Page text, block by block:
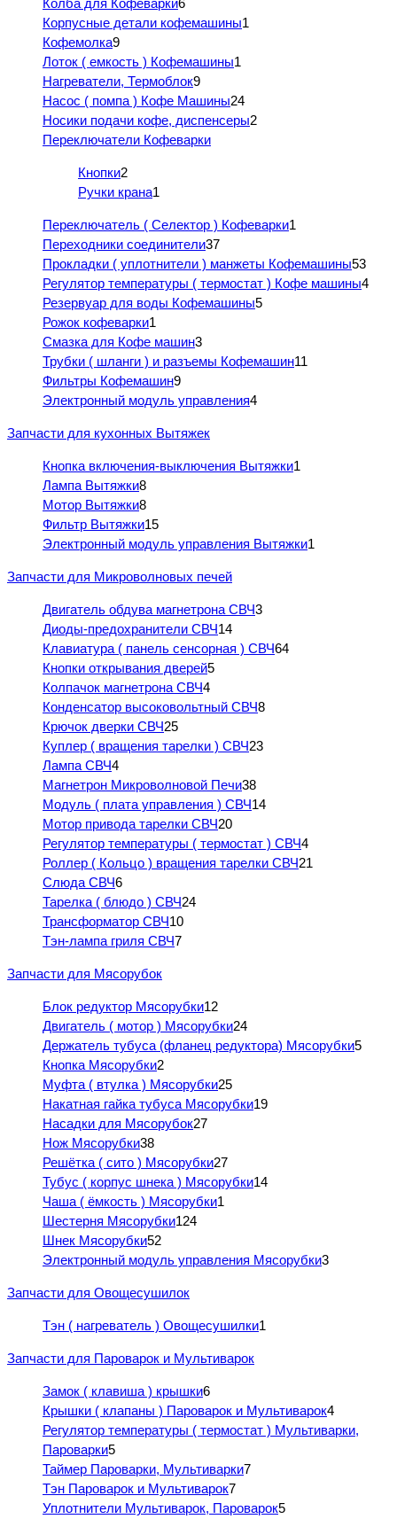
Колба для Кофеварки6
Корпусные детали кофемашины1
Кофемолка9
Лоток ( емкость ) Кофемашины1
Нагреватели, Термоблок9
Насос ( помпа ) Кофе Машины24
Носики подачи кофе, диспенсеры2
Переключатели Кофеварки
Кнопки2
Ручки крана1
Переключатель ( Селектор ) Кофеварки1
Переходники соединители37
Прокладки ( уплотнители ) манжеты Кофемашины53
Регулятор температуры ( термостат ) Кофе машины4
Резервуар для воды Кофемашины5
Рожок кофеварки1
Смазка для Кофе машин3
Трубки ( шланги ) и разъемы Кофемашин11
Фильтры Кофемашин9
Электронный модуль управления4
Запчасти для кухонных Вытяжек
Кнопка включения-выключения Вытяжки1
Лампа Вытяжки8
Мотор Вытяжки8
Фильтр Вытяжки15
Электронный модуль управления Вытяжки1
Запчасти для Микроволновых печей
Двигатель обдува магнетрона СВЧ3
Диоды-предохранители СВЧ14
Клавиатура ( панель сенсорная ) СВЧ64
Кнопки открывания дверей5
Колпачок магнетрона СВЧ4
Конденсатор высоковольтный СВЧ8
Крючок дверки СВЧ25
Куплер ( вращения тарелки ) СВЧ23
Лампа СВЧ4
Магнетрон Микроволновой Печи38
Модуль ( плата управления ) СВЧ14
Мотор привода тарелки СВЧ20
Регулятор температуры ( термостат ) СВЧ4
Роллер ( Кольцо ) вращения тарелки СВЧ21
Слюда СВЧ6
Тарелка ( блюдо ) СВЧ24
Трансформатор СВЧ10
Тэн-лампа гриля СВЧ7
Запчасти для Мясорубок
Блок редуктор Мясорубки12
Двигатель ( мотор ) Мясорубки24
Держатель тубуса (фланец редуктора) Мясорубки5
Кнопка Мясорубки2
Муфта ( втулка ) Мясорубки25
Накатная гайка тубуса Мясорубки19
Насадки для Мясорубок27
Нож Мясорубки38
Решётка ( сито ) Мясорубки27
Тубус ( корпус шнека ) Мясорубки14
Чаша ( ёмкость ) Мясорубки1
Шестерня Мясорубки124
Шнек Мясорубки52
Электронный модуль управления Мясорубки3
Запчасти для Овощесушилок
Тэн ( нагреватель ) Овощесушилки1
Запчасти для Пароварок и Мультиварок
Замок ( клавиша ) крышки6
Крышки ( клапаны ) Пароварок и Мультиварок4
Регулятор температуры ( термостат ) Мультиварки,
Пароварки5
Таймер Пароварки, Мультиварки7
Тэн Пароварок и Мультиварок7
Уплотнители Мультиварок, Пароварок5